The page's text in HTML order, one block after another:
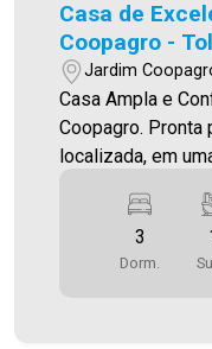
Casa de
Coopagro -
Jardim
Casa Ampla e
Coopagro. Pronta para
localizada, em
Imóvel conta
Cozinha
- 02 quartos - 02
3
Dorm.